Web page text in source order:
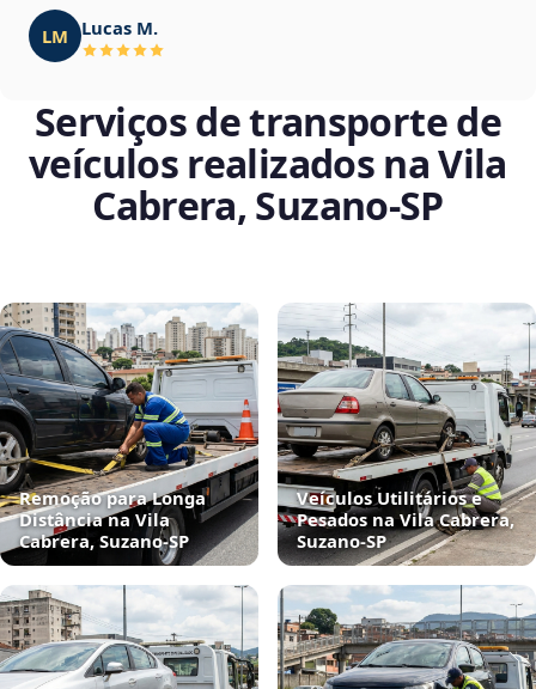
LM Lucas M.
Serviços de transporte de
veículos realizados na Vila
Cabrera, Suzano‑SP
Remoção para Longa
Distância na Vila
Cabrera, Suzano‑SP
Veículos Utilitários e
Pesados na Vila Cabrera,
Suzano‑SP